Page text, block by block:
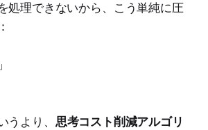
処理できないから、こう単純に圧
うより、 思考コスト削減アルゴリ